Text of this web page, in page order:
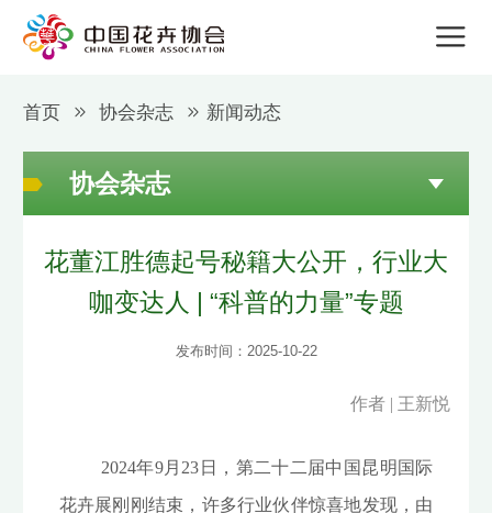
首页 协会杂志 新闻动态
协会杂志
花董江胜德起号秘籍大公开，行业大
咖变达人 | “科普的力量”专题
发布时间：2025-10-22
作者 | 王新悦
2024年9月23日，第二十二届中国昆明国际
花卉展刚刚结束，许多行业伙伴惊喜地发现，由